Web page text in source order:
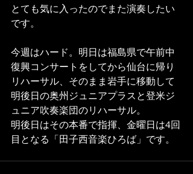
とても気に入ったのでまた演奏したい
です。
今週はハード。明日は福島県で午前中
復興コンサートをしてから仙台に帰り
リハーサル、そのまま岩手に移動して
明後日の奥州ジュニアプラスと登米ジ
ュニア吹奏楽団のリハーサル。
明後日はその本番で指揮、金曜日は4回
目となる「田子西音楽ひろば」です。